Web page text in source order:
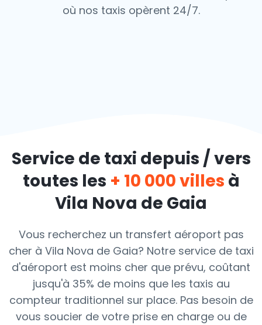
où nos taxis opèrent 24/7.
Service de taxi depuis / vers
toutes les + 10 000 villes à
Vila Nova de Gaia
Vous recherchez un transfert aéroport pas
cher à Vila Nova de Gaia? Notre service de taxi
d'aéroport est moins cher que prévu, coûtant
jusqu'à 35% de moins que les taxis au
compteur traditionnel sur place. Pas besoin de
vous soucier de votre prise en charge ou de